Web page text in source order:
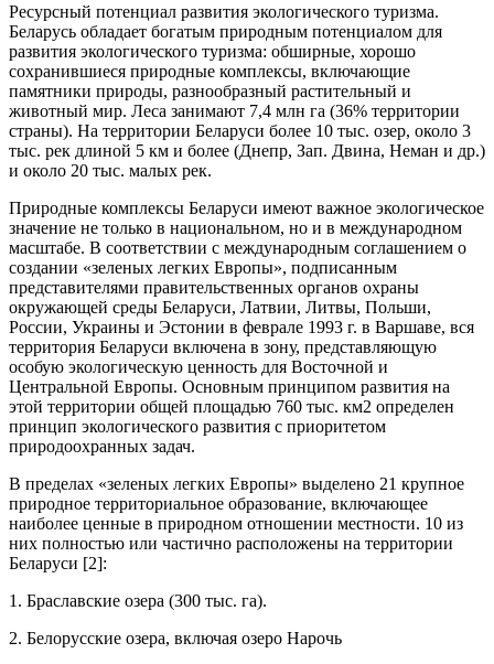
Ресурсный потенциал развития экологического туризма.
Беларусь обладает богатым природным потенциалом для
развития экологического туризма: обширные, хорошо
сохранившиеся природные комплексы, включающие
памятники природы, разнообразный растительный и
животный мир. Леса занимают 7,4 млн га (36% территории
страны). На территории Беларуси более 10 тыс. озер, около 3
тыс. рек длиной 5 км и более (Днепр, Зап. Двина, Неман и др.)
и около 20 тыс. малых рек.
Природные комплексы Беларуси имеют важное экологическое
значение не только в национальном, но и в международном
масштабе. В соответствии с международным соглашением о
создании «зеленых легких Европы», подписанным
представителями правительственных органов охраны
окружающей среды Беларуси, Латвии, Литвы, Польши,
России, Украины и Эстонии в феврале 1993 г. в Варшаве, вся
территория Беларуси включена в зону, представляющую
особую экологическую ценность для Восточной и
Центральной Европы. Основным принципом развития на
этой территории общей площадью 760 тыс. км2 определен
принцип экологического развития с приоритетом
природоохранных задач.
В пределах «зеленых легких Европы» выделено 21 крупное
природное территориальное образование, включающее
наиболее ценные в природном отношении местности. 10 из
них полностью или частично расположены на территории
Беларуси [2]:
1. Браславские озера (300 тыс. га).
2. Белорусские озера, включая озеро Нарочь